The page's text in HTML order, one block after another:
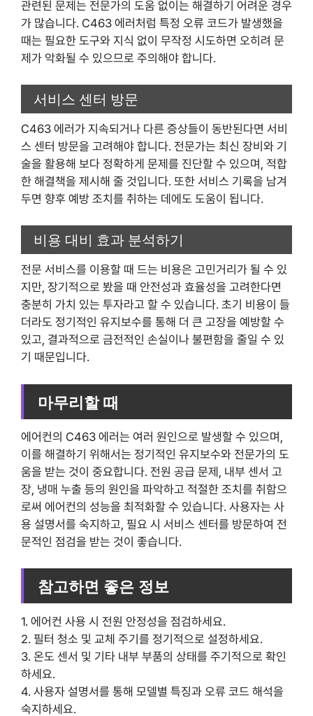
관련된 문제는 전문가의 도움 없이는 해결하기 어려운 경우
가 많습니다. C463 에러처럼 특정 오류 코드가 발생했을
때는 필요한 도구와 지식 없이 무작정 시도하면 오히려 문
제가 악화될 수 있으므로 주의해야 합니다.
서비스 센터 방문
C463 에러가 지속되거나 다른 증상들이 동반된다면 서비
스 센터 방문을 고려해야 합니다. 전문가는 최신 장비와 기
술을 활용해 보다 정확하게 문제를 진단할 수 있으며, 적합
한 해결책을 제시해 줄 것입니다. 또한 서비스 기록을 남겨
두면 향후 예방 조치를 취하는 데에도 도움이 됩니다.
비용 대비 효과 분석하기
전문 서비스를 이용할 때 드는 비용은 고민거리가 될 수 있
지만, 장기적으로 봤을 때 안전성과 효율성을 고려한다면
충분히 가치 있는 투자라고 할 수 있습니다. 초기 비용이 들
더라도 정기적인 유지보수를 통해 더 큰 고장을 예방할 수
있고, 결과적으로 금전적인 손실이나 불편함을 줄일 수 있
기 때문입니다.
마무리할 때
에어컨의 C463 에러는 여러 원인으로 발생할 수 있으며,
이를 해결하기 위해서는 정기적인 유지보수와 전문가의 도
움을 받는 것이 중요합니다. 전원 공급 문제, 내부 센서 고
장, 냉매 누출 등의 원인을 파악하고 적절한 조치를 취함으
로써 에어컨의 성능을 최적화할 수 있습니다. 사용자는 사
용 설명서를 숙지하고, 필요 시 서비스 센터를 방문하여 전
문적인 점검을 받는 것이 좋습니다.
참고하면 좋은 정보
1. 에어컨 사용 시 전원 안정성을 점검하세요.
2. 필터 청소 및 교체 주기를 정기적으로 설정하세요.
3. 온도 센서 및 기타 내부 부품의 상태를 주기적으로 확인
하세요.
4. 사용자 설명서를 통해 모델별 특징과 오류 코드 해석을
숙지하세요.